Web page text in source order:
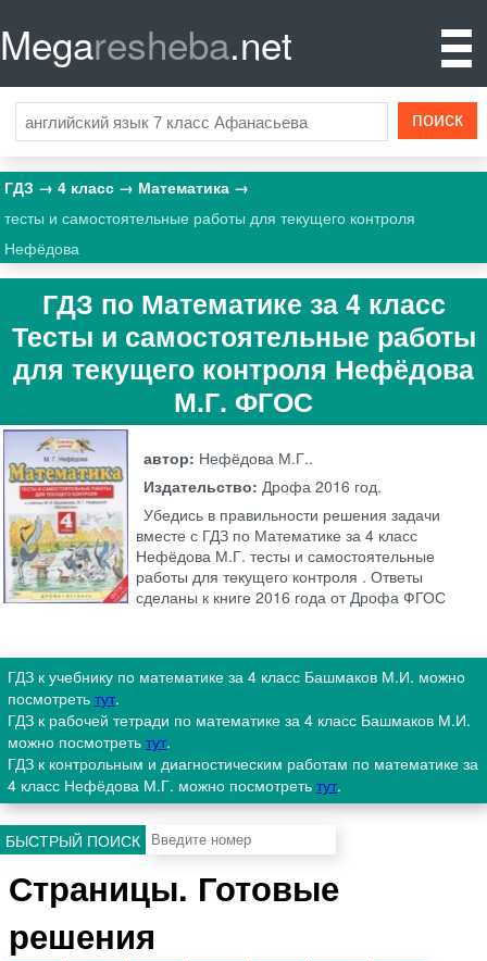
Megaresheba.net
ГДЗ 4 класс
Математика
тесты и самостоятельные работы для текущего контроля
Нефёдова
ГДЗ по Математике за 4 класс
Тесты и самостоятельные работы
для текущего контроля Нефёдова
М.Г. ФГОС
автор: Нефёдова М.Г..
Издательство:Дрофа 2016 год.
Убедись в правильности решения задачи
вместе с ГДЗ по Математике за 4 класс
Нефёдова М.Г. тесты и самостоятельные
работы для текущего контроля . Ответы
сделаны к книге 2016 года от Дрофа ФГОС
ГДЗ к учебнику по математике за 4 класс Башмаков М.И. можно
посмотреть тут.
ГДЗ к рабочей тетради по математике за 4 класс Башмаков М.И.
можно посмотреть тут.
ГДЗ к контрольным и диагностическим работам по математике за
4 класс Нефёдова М.Г. можно посмотреть тут.
БЫСТРЫЙ ПОИСК
Страницы. Готовые
решения